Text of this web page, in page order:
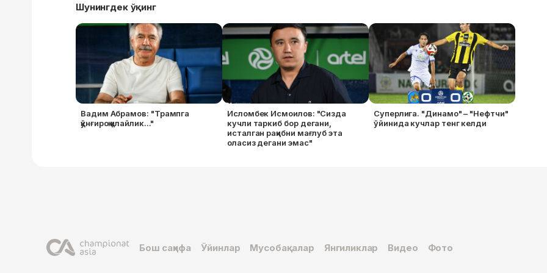
Шунингдек ўқинг
Вадим Абрамов: "Трампга
қўнғироқ қилайлик..."
Исломбек Исмоилов: "Сизда
кучли таркиб бор дегани,
исталган рақибни мағлуб эта
оласиз дегани эмас"
Суперлига. "Динамо" – "Нефтчи"
ўйинида кучлар тенг келди
Бош саҳифа Ўйинлар Мусобақалар Янгиликлар Видео Фото